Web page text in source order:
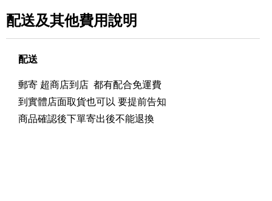
配送及其他費用說明
配送
郵寄 超商店到店 都有配合免運費
到實體店面取貨也可以 要提前告知
商品確認後下單寄出後不能退換